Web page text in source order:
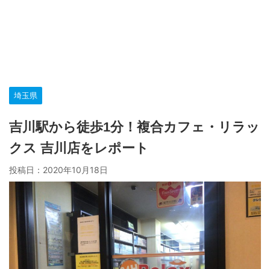
埼玉県
吉川駅から徒歩1分！複合カフェ・リラッ
クス 吉川店をレポート
投稿日： 2020年10月18日